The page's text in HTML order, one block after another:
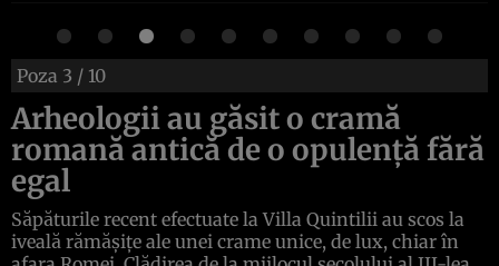
Poza 3 / 10
Arheologii au găsit o cramă
romană antică de o opulență fără
egal
Săpăturile recent efectuate la Villa Quintilii au scos la
iveală rămășițe ale unei crame unice, de lux, chiar în